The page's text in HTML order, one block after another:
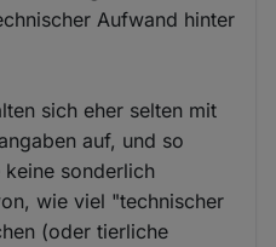
Aufwand hinter
sich eher selten mit
auf, und so
keine sonderlich
wie viel "technischer
(oder tierliche